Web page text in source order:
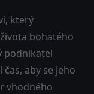
který
bohatého
podnikatel
aby se jeho
vhodného